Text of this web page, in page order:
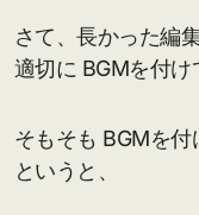
さて、長かった編
適切に BGMを付け
そもそも BGMを
というと、